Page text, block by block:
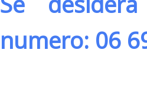
numero: 06